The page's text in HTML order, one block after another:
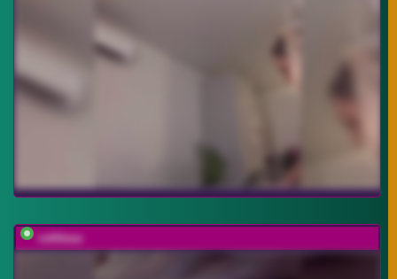
vattttaaa